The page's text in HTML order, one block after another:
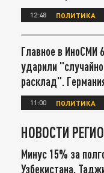
12:48 ПОЛИТИКА
Главное в ИноСМИ
ударили
расклад".
11:00 ПОЛИТИКА
НОВОСТИ
Минус 15% за
Узбекистана,